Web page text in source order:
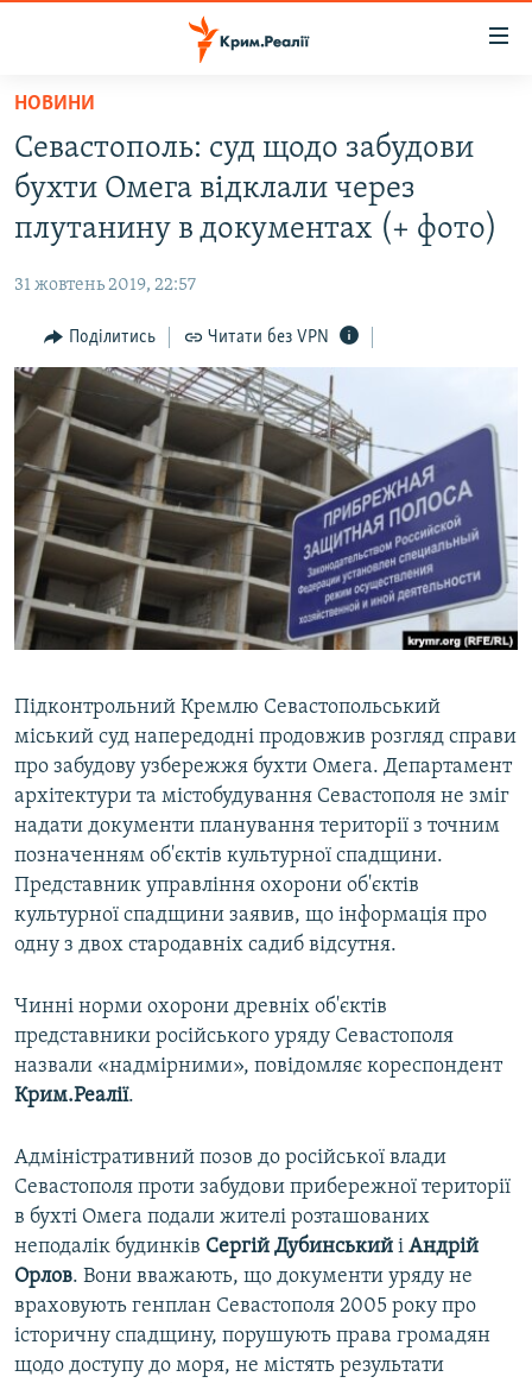
Перейти
основного
матеріалу
Перейти
до
основної
Перейти
до
пошуку
ВОДА.КРИМ
ВІДЕО ТА ФОТО
БЛОГИ
ПОГЛЯД
ІНТЕРВ'Ю
ВСЕ ЗА ДЕНЬ
СПЕЦПРОЕКТИ
ДЕПОРТАЦІЯ
ВІДЕОУРОКИ «ELIFBE»
СВІДЧЕННЯ ОКУПАЦІЇ
УКРАЇНСЬКА ПРОБЛЕМА КРИМУ
ЯК ОБІЙТИ БЛОКУВАННЯ
Русский
Qırımtatar
Усі сайти RFE/RL
НОВИНИ
Севастополь: суд щодо забудови
бухти Омега відклали через
плутанину в документах (+ фото)
31 жовтень 2019, 22:57
Поділитись Читати без VPN
Підконтрольний Кремлю Севастопольський
міський суд напередодні продовжив розгляд справи
про забудову узбережжя бухти Омега. Департамент
архітектури та містобудування Севастополя не зміг
надати документи планування території з точним
позначенням об'єктів культурної спадщини.
Представник управління охорони об'єктів
культурної спадщини заявив, що інформація про
одну з двох стародавніх садиб відсутня.
Чинні норми охорони древніх об'єктів
представники російського уряду Севастополя
назвали «надмірними», повідомляє кореспондент
Крим.Реалії.
Адміністративний позов до російської влади
Севастополя проти забудови прибережної території
в бухті Омега подали жителі розташованих
неподалік будинків Сергій Дубинський і Андрій
Орлов. Вони вважають, що документи уряду не
враховують генплан Севастополя 2005 року про
історичну спадщину, порушують права громадян
щодо доступу до моря, не містять результати